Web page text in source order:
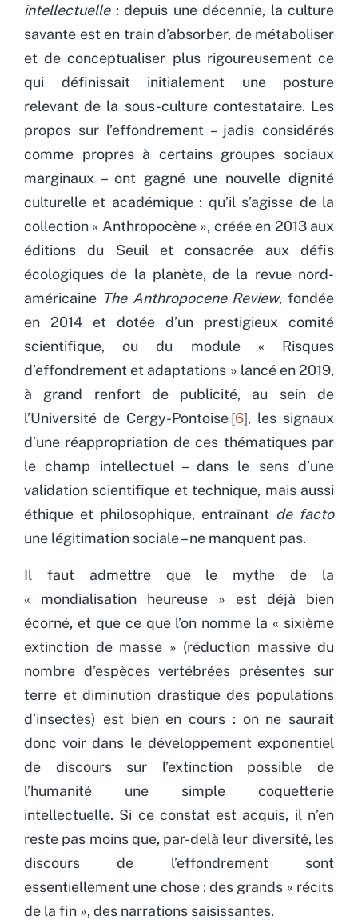
intellectuelle: depuis une décennie, la culture
savante est en train d’absorber, de métaboliser
et de conceptualiser plus rigoureusement ce
qui définissait initialement une posture
relevant de la sous-culture contestataire. Les
propos sur l’effondrement – jadis considérés
comme propres à certains groupes sociaux
marginaux – ont gagné une nouvelle dignité
culturelle et académique : qu’il s’agisse de la
collection « Anthropocène », créée en 2013 aux
éditions du Seuil et consacrée aux défis
écologiques de la planète, de la revue nord-
américaine The Anthropocene Review, fondée
en 2014 et dotée d’un prestigieux comité
scientifique, ou du module « Risques
d’effondrement et adaptations » lancé en 2019,
à grand renfort de publicité, au sein de
l’Université de Cergy-Pontoise 6 , les signaux
d’une réappropriation de ces thématiques par
le champ intellectuel – dans le sens d’une
validation scientifique et technique, mais aussi
éthique et philosophique, entraînant de facto
une légitimation sociale – ne manquent pas.
Il faut admettre que le mythe de la
« mondialisation heureuse » est déjà bien
écorné, et que ce que l’on nomme la « sixième
extinction de masse » (réduction massive du
nombre d’espèces vertébrées présentes sur
terre et diminution drastique des populations
d’insectes) est bien en cours : on ne saurait
donc voir dans le développement exponentiel
de discours sur l’extinction possible de
l’humanité une simple coquetterie
intellectuelle. Si ce constat est acquis, il n’en
reste pas moins que, par-delà leur diversité, les
discours de l’effondrement sont
essentiellement une chose : des grands « récits
de la fin », des narrations saisissantes.